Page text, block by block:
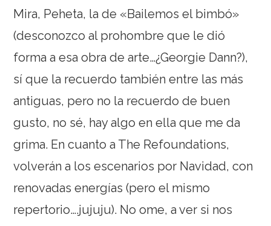
Mira, Peheta, la de «Bailemos el bimbó»
(desconozco al prohombre que le dió
forma a esa obra de arte…¿Georgie Dann?),
sí que la recuerdo también entre las más
antiguas, pero no la recuerdo de buen
gusto, no sé, hay algo en ella que me da
grima. En cuanto a The Refoundations,
volverán a los escenarios por Navidad, con
renovadas energías (pero el mismo
repertorio….jujuju). No ome, a ver si nos